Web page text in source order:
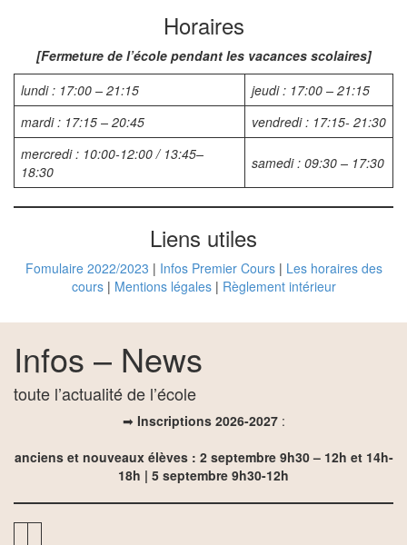
Horaires
[Fermeture de l’école pendant les vacances scolaires]
lundi : 17:00 – 21:15
jeudi : 17:00 – 21:15
mardi : 17:15 – 20:45
vendredi : 17:15- 21:30
mercredi : 10:00-12:00 / 13:45–
18:30
samedi : 09:30 – 17:30
Liens utiles
Fomulaire 2022/2023 | Infos Premier Cours| Les horaires des
cours| Mentions légales| Règlement intérieur
Infos – News
toute l’actualité de l’école
➡ Inscriptions 2026-2027:
anciens et nouveaux élèves : 2 septembre 9h30 – 12h et 14h-
18h | 5 septembre 9h30-12h